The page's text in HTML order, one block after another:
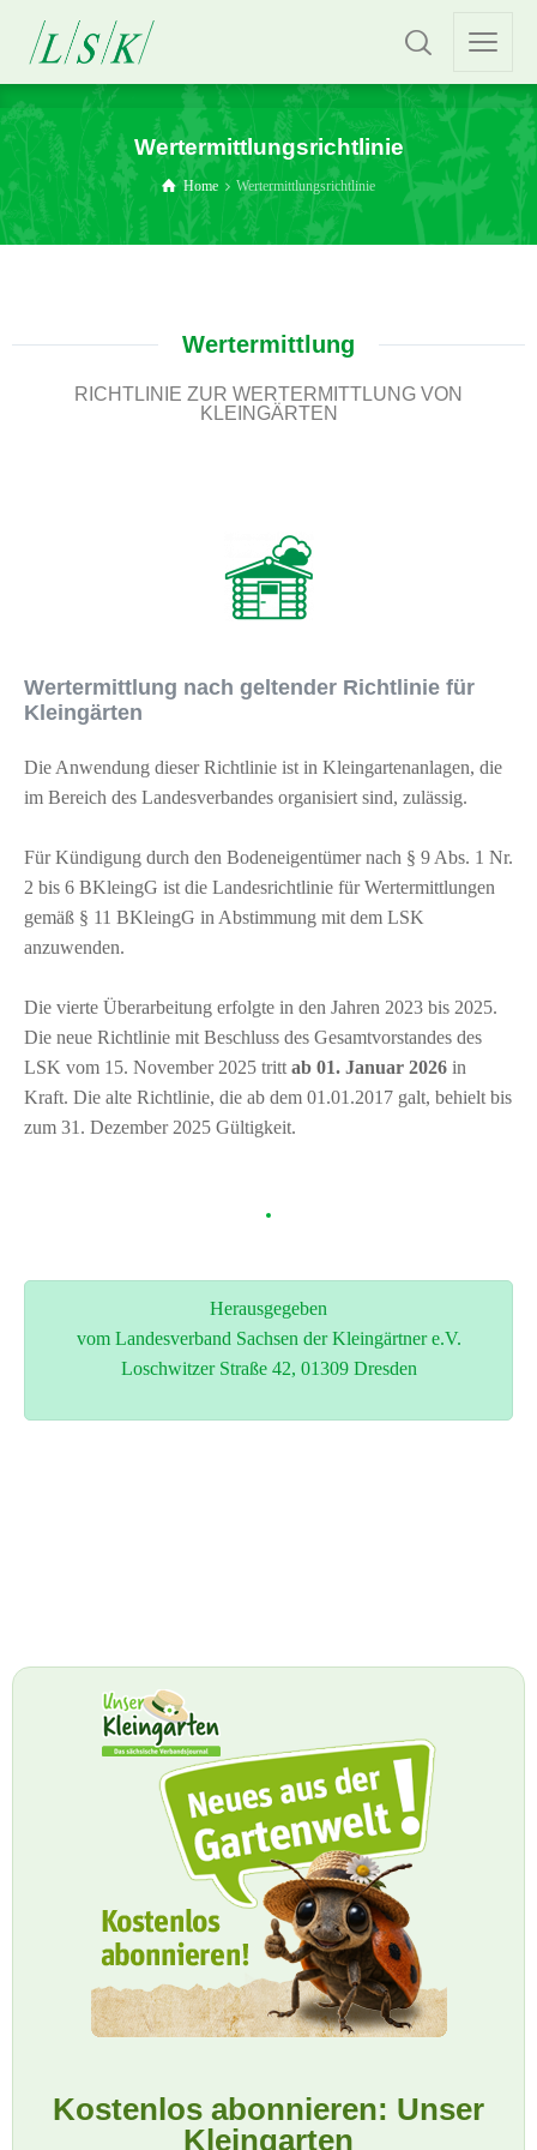
Wertermittlungsrichtlinie
Home Wertermittlungsrichtlinie
Wertermittlung
RICHTLINIE ZUR WERTERMITTLUNG VON
KLEINGÄRTEN
Wertermittlung nach geltender Richtlinie für
Kleingärten
Die Anwendung dieser Richtlinie ist in Kleingartenanlagen, die
im Bereich des Landesverbandes organisiert sind, zulässig.
Für Kündigung durch den Bodeneigentümer nach § 9 Abs. 1 Nr.
2 bis 6 BKleingG ist die Landesrichtlinie für Wertermittlungen
gemäß § 11 BKleingG in Abstimmung mit dem LSK
anzuwenden.
Die vierte Überarbeitung erfolgte in den Jahren 2023 bis 2025.
Die neue Richtlinie mit Beschluss des Gesamtvorstandes des
LSK vom 15. November 2025 tritt ab 01. Januar 2026 in
Kraft. Die alte Richtlinie, die ab dem 01.01.2017 galt, behielt bis
zum 31. Dezember 2025 Gültigkeit.
Herausgegeben
vom Landesverband Sachsen der Kleingärtner e.V.
Loschwitzer Straße 42, 01309 Dresden
Kostenlos abonnieren: Unser
Kleingarten